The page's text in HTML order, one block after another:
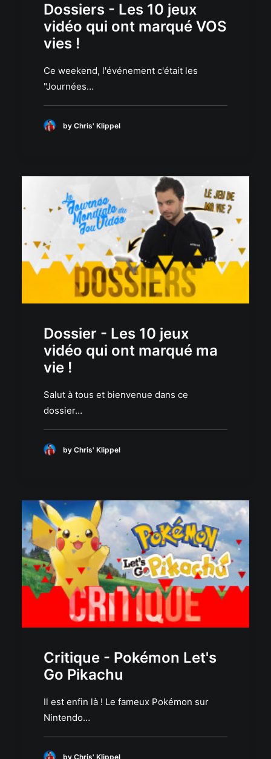
Dossiers - Les 10 jeux
vidéo qui ont marqué VOS
vies !
Ce weekend, l'événement c'était les
"Journées…
by Chris' Klippel
Dossier - Les 10 jeux
vidéo qui ont marqué ma
vie !
Salut à tous et bienvenue dans ce
dossier…
by Chris' Klippel
Critique - Pokémon Let's
Go Pikachu
Il est enfin là ! Le fameux Pokémon sur
Nintendo…
by Chris' Klippel